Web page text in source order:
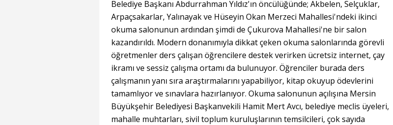
Belediye Başkanı Abdurrahman Yıldız'ın öncülüğünde; Akbelen, Selçuklar,
Arpaçsakarlar, Yalınayak ve Hüseyin Okan Merzeci Mahallesi'ndeki ikinci
okuma salonunun ardından şimdi de Çukurova Mahallesi'ne bir salon
kazandırıldı. Modern donanımıyla dikkat çeken okuma salonlarında görevli
öğretmenler ders çalışan öğrencilere destek verirken ücretsiz internet, çay
ikramı ve sessiz çalışma ortamı da bulunuyor. Öğrenciler burada ders
çalışmanın yanı sıra araştırmalarını yapabiliyor, kitap okuyup ödevlerini
tamamlıyor ve sınavlara hazırlanıyor. Okuma salonunun açılışına Mersin
Büyükşehir Belediyesi Başkanvekili Hamit Mert Avcı, belediye meclis üyeleri,
mahalle muhtarları, sivil toplum kuruluşlarının temsilcileri, çok sayıda